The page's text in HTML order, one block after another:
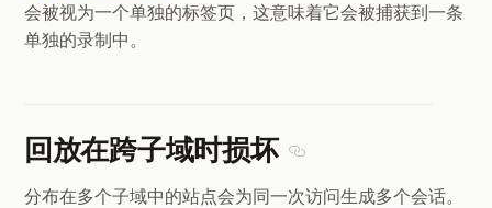
会被视为一个单独的标签页，这意味着它会被捕获到一条
单独的录制中。
回放在跨子域时损坏
分布在多个子域中的站点会为同一次访问生成多个会话。